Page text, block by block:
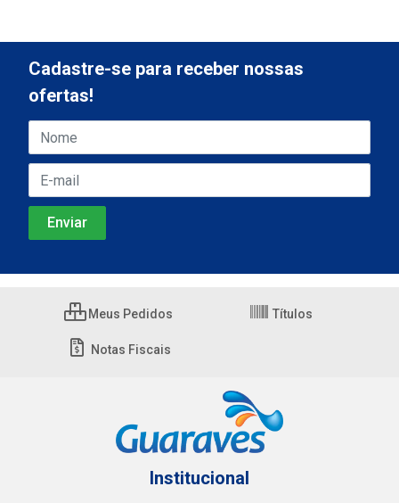
Cadastre-se para receber nossas
ofertas!
Meus Pedidos Títulos
Notas Fiscais
Institucional